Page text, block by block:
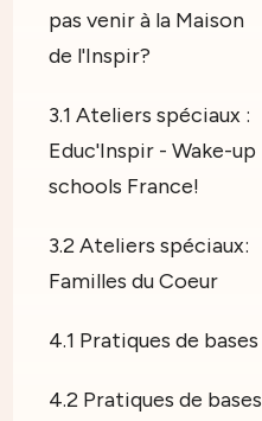
pas venir à la Maison
de l'Inspir?
3.1 Ateliers spéciaux :
Educ'Inspir - Wake-up
schools France!
3.2 Ateliers spéciaux:
Familles du Coeur
4.1 Pratiques de bases
4.2 Pratiques de bases